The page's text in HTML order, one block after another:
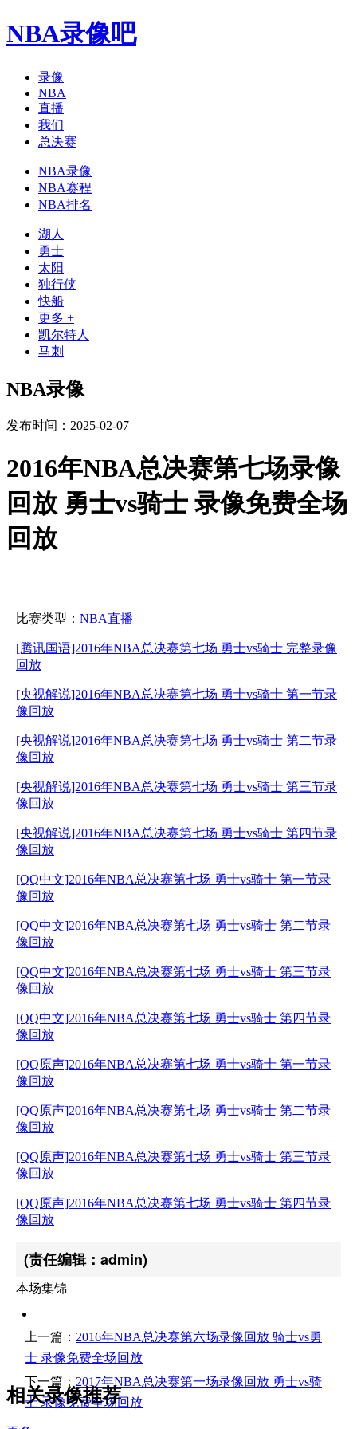
NBA录像吧
录像
NBA
直播
我们
总决赛
NBA录像
NBA赛程
NBA排名
湖人
勇士
太阳
独行侠
快船
更多 +
凯尔特人
马刺
NBA录像
发布时间：2025-02-07
2016年NBA总决赛第七场录像
回放 勇士vs骑士 录像免费全场
回放
比赛类型： NBA直播
[腾讯国语]2016年NBA总决赛第七场 勇士vs骑士 完整录像
回放
[央视解说]2016年NBA总决赛第七场 勇士vs骑士 第一节录
像回放
[央视解说]2016年NBA总决赛第七场 勇士vs骑士 第二节录
像回放
[央视解说]2016年NBA总决赛第七场 勇士vs骑士 第三节录
像回放
[央视解说]2016年NBA总决赛第七场 勇士vs骑士 第四节录
像回放
[QQ中文]2016年NBA总决赛第七场 勇士vs骑士 第一节录
像回放
[QQ中文]2016年NBA总决赛第七场 勇士vs骑士 第二节录
像回放
[QQ中文]2016年NBA总决赛第七场 勇士vs骑士 第三节录
像回放
[QQ中文]2016年NBA总决赛第七场 勇士vs骑士 第四节录
像回放
[QQ原声]2016年NBA总决赛第七场 勇士vs骑士 第一节录
像回放
[QQ原声]2016年NBA总决赛第七场 勇士vs骑士 第二节录
像回放
[QQ原声]2016年NBA总决赛第七场 勇士vs骑士 第三节录
像回放
[QQ原声]2016年NBA总决赛第七场 勇士vs骑士 第四节录
像回放
(责任编辑：admin)
本场集锦
上一篇： 2016年NBA总决赛第六场录像回放 骑士vs勇
士 录像免费全场回放
下一篇： 2017年NBA总决赛第一场录像回放 勇士vs骑
士 录像免费全场回放
相关录像推荐